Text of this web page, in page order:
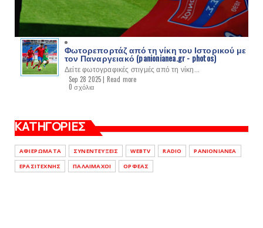
Φωτορεπορτάζ από τη νίκη του Ιστορικού με
τον Παναργειακό (panionianea.gr - photos)
Δείτε φωτογραφικές στιγμές από τη νίκη...
Sep 28 2025 | Read more
0 σχόλια
ΚΑΤΗΓΟΡΙΕΣ
ΑΦΙΕΡΩΜΑΤΑ ΣΥΝΕΝΤΕΥΞΕΙΣ WEBTV RADIO
PANIONIANEA
ΕΡΑΣΙΤΕΧΝΗΣ
ΠΑΛΑΙΜΑΧΟΙ ΟΡΦΕΑΣ